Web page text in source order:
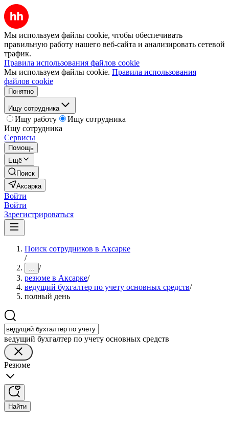
Мы используем файлы cookie, чтобы обеспечивать
правильную работу нашего веб-сайта и анализировать сетевой
трафик.
Правила использования файлов cookie
Мы используем файлы cookie. Правила использования
файлов cookie
Понятно
Ищу сотрудника
Ищу работу
Ищу сотрудника
Ищу сотрудника
Сервисы
Помощь
Ещё
Поиск
Аксарка
Войти
Войти
Зарегистрироваться
Поиск сотрудников в Аксарке
/
... /
резюме в Аксарке/
ведущий бухгалтер по учету основных средств/
полный день
ведущий бухгалтер по учету основных средств
Резюме
Найти